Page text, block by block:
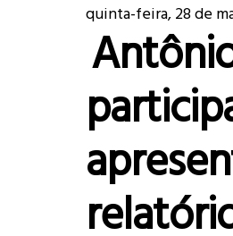
quinta-feira, 28 de